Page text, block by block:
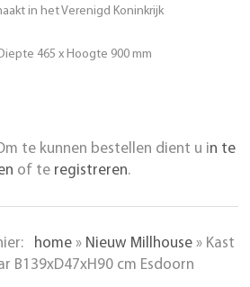
in het Verenigd Koninkrijk
465 x Hoogte 900 mm
te kunnen bestellen dient u in te
of te registreren.
home » Nieuw Millhouse » Kast
B139xD47xH90 cm Esdoorn